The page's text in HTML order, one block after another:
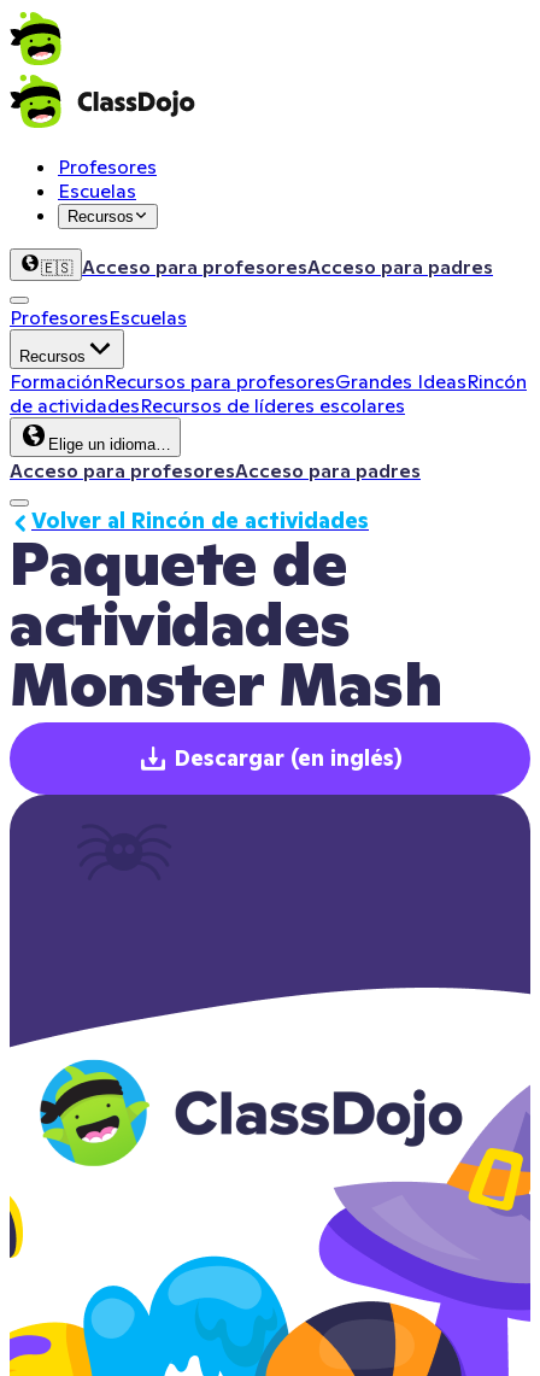
Profesores
Escuelas
Recursos
🇪🇸 Acceso para profesoresAcceso para padres
ProfesoresEscuelas
Recursos
FormaciónRecursos para profesoresGrandes IdeasRincón
de actividadesRecursos de líderes escolares
Elige un idioma…
Acceso para profesoresAcceso para padres
Paquete de
actividades
Monster Mash
Volver al Rincón de actividades
Descargar (en inglés)